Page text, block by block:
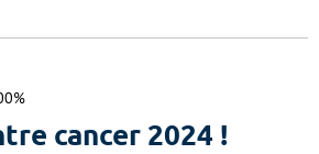
cancer 2024 !